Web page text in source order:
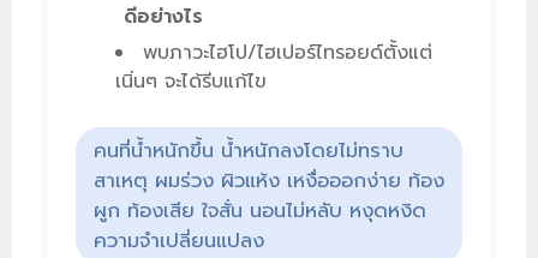
ดีอย่างไร
พบภาวะไฮโป/ไฮเปอร์ไทรอยด์ตั้งแต่
เนิ่นๆ จะได้รีบแก้ไข
คนที่น้ำหนักขึ้น น้ำหนักลงโดยไม่ทราบ
สาเหตุ ผมร่วง ผิวแห้ง เหงื่อออกง่าย ท้อง
ผูก ท้องเสีย ใจสั่น นอนไม่หลับ หงุดหงิด
ความจำเปลี่ยนแปลง